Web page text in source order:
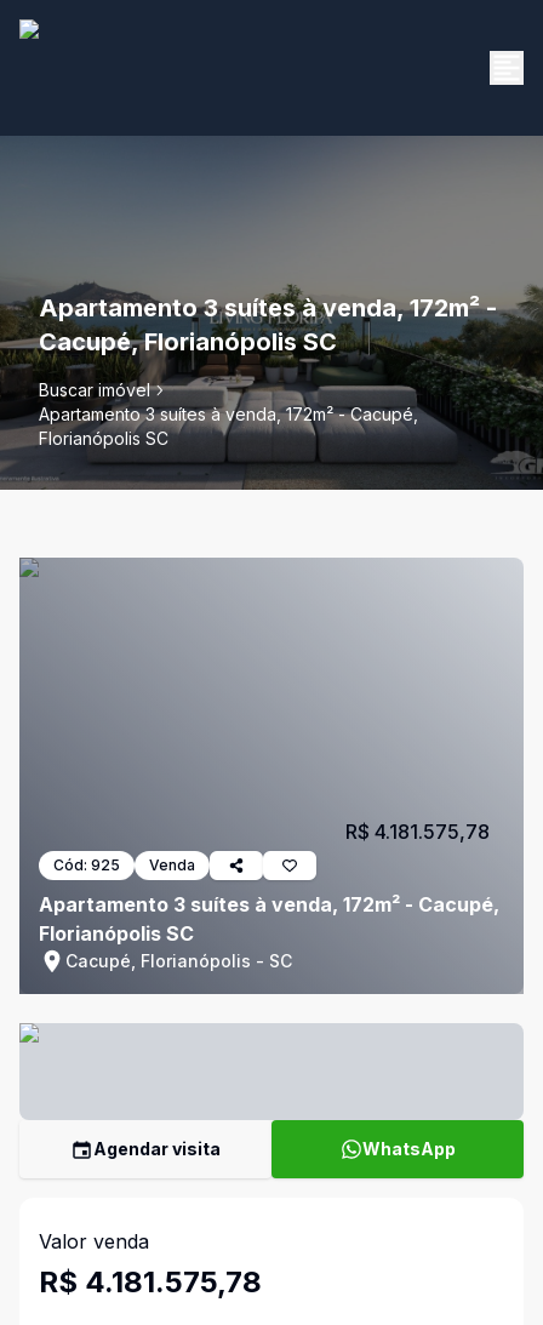
Apartamento 3 suítes à venda, 172m² -
Cacupé, Florianópolis SC
Buscar imóvel
Apartamento 3 suítes à venda, 172m² - Cacupé,
Florianópolis SC
Cód: 925 Venda
Apartamento 3 suítes à venda, 172m² - Cacupé,
Florianópolis SC
Cacupé, Florianópolis - SC
R$ 4.181.575,78
Agendar visita WhatsApp
Valor venda
R$ 4.181.575,78